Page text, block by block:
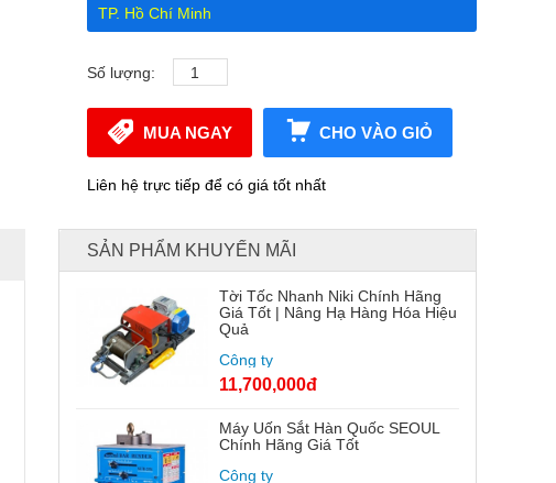
TP. Hồ Chí Minh
Số lượng:
MUA NGAY CHO VÀO GIỎ
Liên hệ trực tiếp để có giá tốt nhất
SẢN PHẨM KHUYẾN MÃI
Tời Tốc Nhanh Niki Chính Hãng
Giá Tốt | Nâng Hạ Hàng Hóa Hiệu
Quả
Công ty
11,700,000đ
Máy Uốn Sắt Hàn Quốc SEOUL
Chính Hãng Giá Tốt
Công ty